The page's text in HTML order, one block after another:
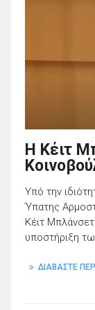
Η Κέιτ
Υπό την
Ύπατης
Κέιτ
υποστήριξη
ΔΙΑΒΑΣΤΕ